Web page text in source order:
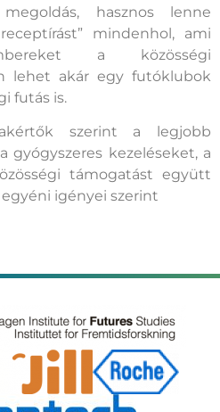
hasznos lenne
mindenhol, ami
a közösségi
lehet akár egy futóklubok
futás is.
szerint a legjobb
gyógyszeres kezeléseket, a
támogatást együtt
igényei szerint